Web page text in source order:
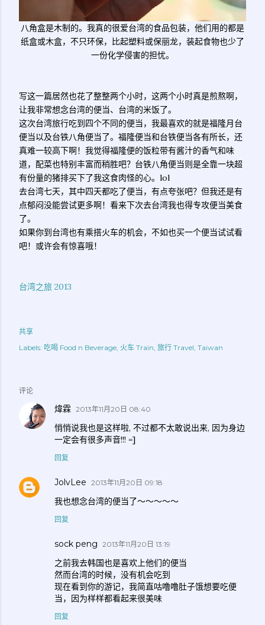
八角盒是木制的。我真的很爱台湾的食品包装，他们用的都是
纸盒或木盒，不只环保，比起塑料或保丽龙，装起食物也少了
一份化学侵害的担忧。
写这一篇居然也花了整整两个小时，这两个小时真是煎熬啊，
让我非常想念台湾的便当、台湾的米饭了。
这次台湾旅行吃到四个不同的便当，我最喜欢的就是福隆月台
便当以及台铁八角便当了。福隆便当和台铁便当各有所长，还
真难一较高下啊！我觉得福隆便的饭粒带有酱汁的香气和味
道，配菜也特别丰富而稍胜吧？台铁八角便当则是全靠一块超
有份量的猪排买下了我这食肉怪的心。lol
去台湾七天，其中四天都吃了便当，有点夸张吧？但我还是有
点郁闷没能尝试更多啊！看来下次去台湾我也得专攻便当美食
了。
如果你到台湾也有乘搭火车的机会，不如也买一个便当试试看
吧！或许会有惊喜哦！
台湾之旅 2013
共享
Labels: 吃喝 Food n Beverage 火车 Train 旅行 Travel Taiwan
评论
煒霖 2013年11月20日 08:40
悄悄说我也是这样啦, 不过都不太敢说出来, 因为身边
一定会有很多声音!!! =]
回复
JolvLee 2013年11月20日 09:18
我也想念台湾的便当了～～～～～
回复
sock peng 2013年11月20日 13:19
之前我去韩国也是喜欢上他们的便当
然而台湾的时候，没有机会吃到
现在看到你的游记，我简直咕噜噜肚子饿想要吃便
当，因为样样都看起来很美味
回复